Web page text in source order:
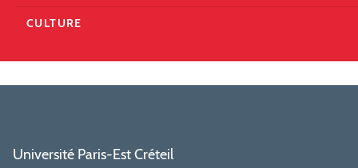
CULTURE
Université Paris-Est Créteil